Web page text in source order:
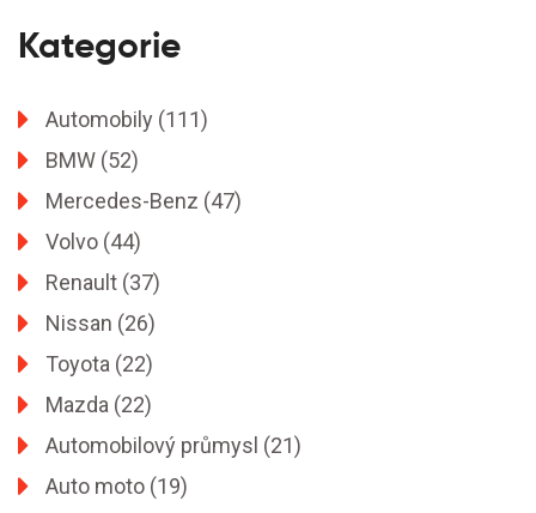
Kategorie
Automobily (111)
BMW (52)
Mercedes-Benz (47)
Volvo (44)
Renault (37)
Nissan (26)
Toyota (22)
Mazda (22)
Automobilový průmysl (21)
Auto moto (19)